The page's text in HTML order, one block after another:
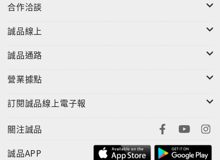
合作洽談
誠品線上
誠品通路
營業據點
訂閱誠品線上電子報
關注誠品
誠品APP